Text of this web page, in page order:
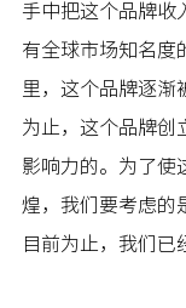
手中把这个品牌收
有全球市场知名度
里，这个品牌逐渐
为止，这个品牌创
影响力的。为了使
煌，我们要考虑的
目前为止，我们已